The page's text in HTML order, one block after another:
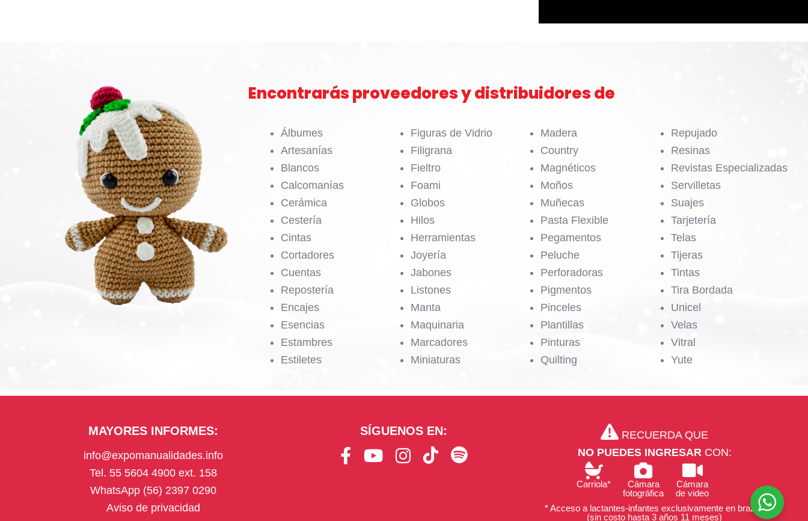
Encontrarás proveedores y distribuidores de
Álbumes
Artesanías
Blancos
Calcomanías
Cerámica
Cestería
Cintas
Cortadores
Cuentas
Repostería
Encajes
Esencias
Estambres
Estiletes
Figuras de Vidrio
Filigrana
Fieltro
Foami
Globos
Hilos
Herramientas
Joyería
Jabones
Listones
Manta
Maquinaria
Marcadores
Miniaturas
Madera
Country
Magnéticos
Moños
Muñecas
Pasta Flexible
Pegamentos
Peluche
Perforadoras
Pigmentos
Pinceles
Plantillas
Pinturas
Quilting
Repujado
Resinas
Revistas Especializadas
Servilletas
Suajes
Tarjetería
Telas
Tijeras
Tintas
Tira Bordada
Unicel
Velas
Vitral
Yute
MAYORES INFORMES:
info@expomanualidades.info
Tel. 55 5604 4900 ext. 158
WhatsApp (56) 2397 0290
Aviso de privacidad
SÍGUENOS EN:
F
Y
I
T
S
RECUERDA QUE
NO PUEDES INGRESAR CON:
Carriola*
Cámara
fotográfica
Cámara
de video
* Acceso a lactantes-infantes exclusivamente en brazos
(sin costo hasta 3 años 11 meses)